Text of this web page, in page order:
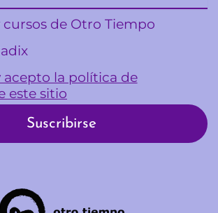
cursos de Otro Tiempo
acepto la política de
este sitio